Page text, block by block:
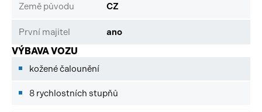
Země původu CZ
První majitel ano
VÝBAVA VOZU
kožené čalounění
8 rychlostních stupňů